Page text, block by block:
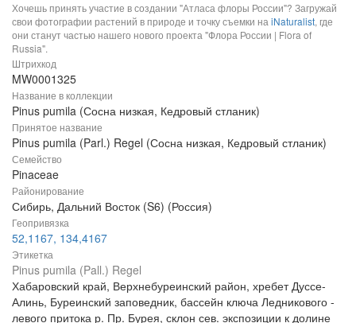
Хочешь принять участие в создании "Атласа флоры России"? Загружай
свои фотографии растений в природе и точку съемки на iNaturalist, где
они станут частью нашего нового проекта "Флора России | Flora of
Russia".
Штрихкод
MW0001325
Название в коллекции
Pinus pumila (Сосна низкая, Кедровый стланик)
Принятое название
Pinus pumila (Parl.) Regel (Сосна низкая, Кедровый стланик)
Семейство
Pinaceae
Районирование
Сибирь, Дальний Восток (S6) (Россия)
Геопривязка
52,1167, 134,4167
Этикетка
Pinus pumila (Pall.) Regel
Хабаровский край, Верхнебуреинский район, хребет Дуссе-
Алинь, Буреинский заповедник, бассейн ключа Ледникового -
левого притока р. Пр. Бурея, склон сев. экспозиции к долине